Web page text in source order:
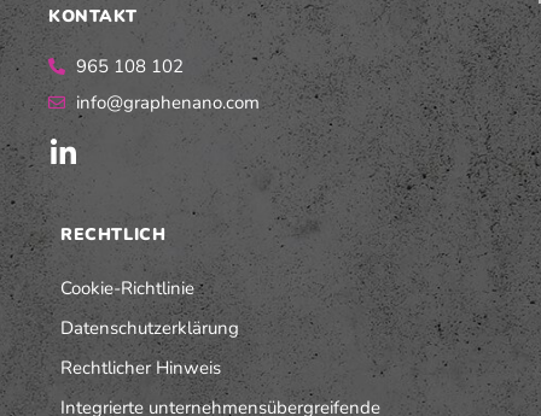
KONTAKT
965 108 102
info@graphenano.com
RECHTLICH
Cookie-Richtlinie
Datenschutzerklärung
Rechtlicher Hinweis
Integrierte unternehmensübergreifende